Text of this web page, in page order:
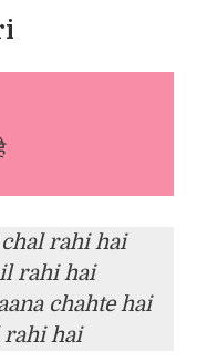
rahi hai
rahi hai
chahte hai
rahi hai